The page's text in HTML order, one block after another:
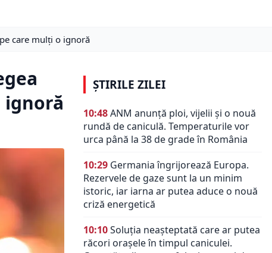
care mulți o ignoră
ignoră
ȘTIRILE ZILEI
10:48ANM anunță ploi, vijelii și o nouă
rundă de caniculă. Temperaturile vor
urca până la 38 de grade în România
10:29 Germania îngrijorează Europa.
Rezervele de gaze sunt la un minim
istoric, iar iarna ar putea aduce o nouă
criză energetică
10:10Soluția neașteptată care ar putea
răcori orașele în timpul caniculei.